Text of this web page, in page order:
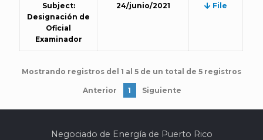
Subject:
Designación de
Oficial
Examinador
24/junio/2021 File
Mostrando registros del 1 al 5 de un total de 5 registros
Anterior 1 Siguiente
Negociado de Energía de Puerto Rico